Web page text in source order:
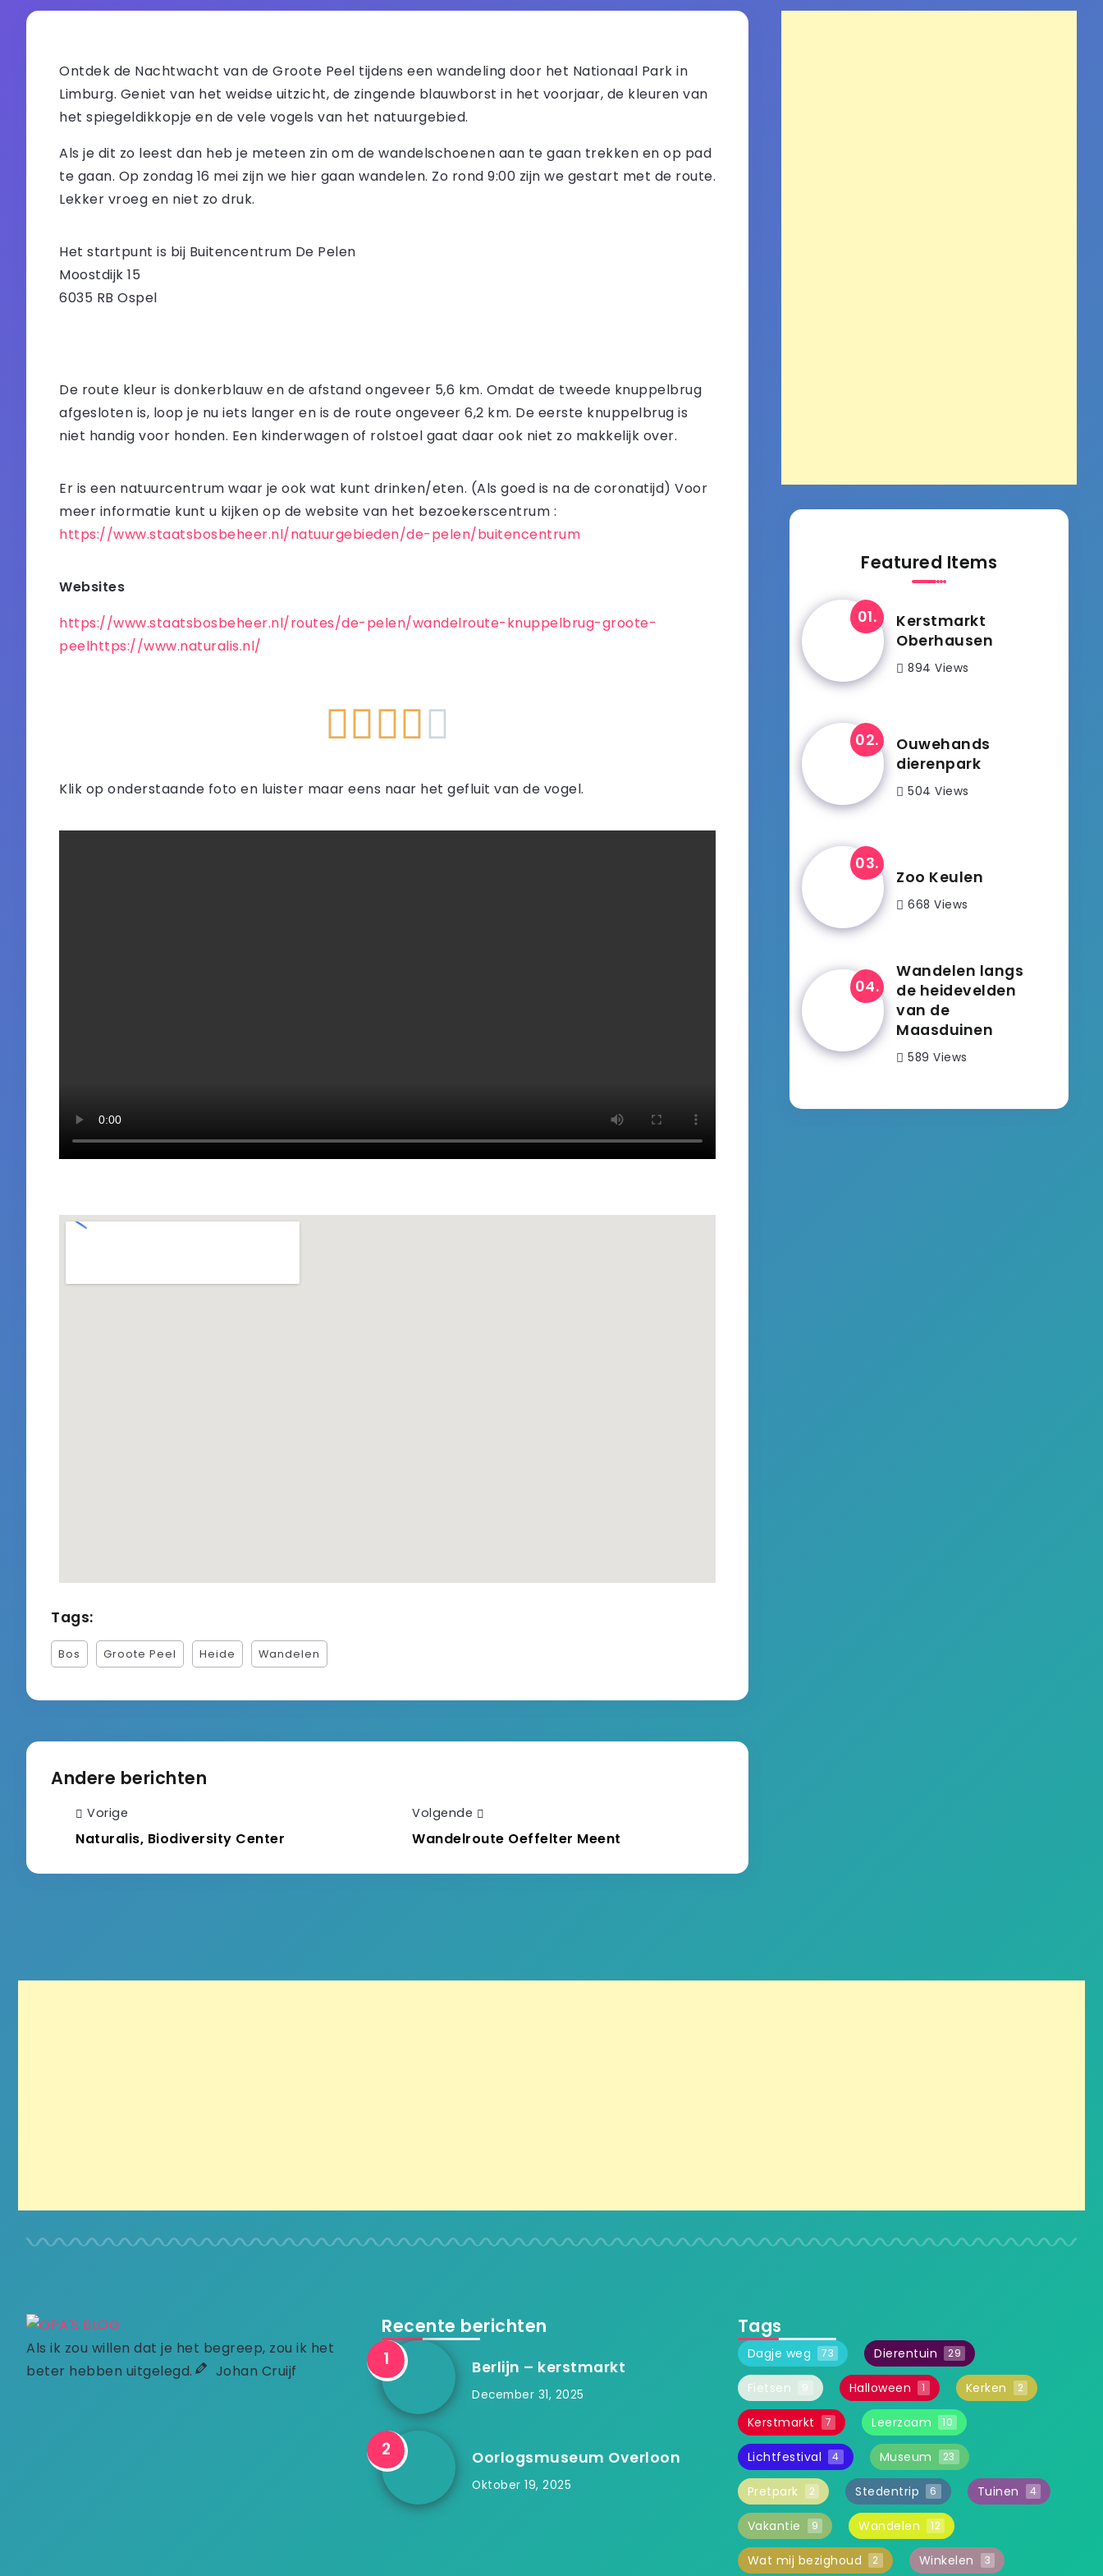
Ontdek de Nachtwacht van de Groote Peel tijdens een wandeling door het Nationaal Park in
Limburg. Geniet van het weidse uitzicht, de zingende blauwborst in het voorjaar, de kleuren van
het spiegeldikkopje en de vele vogels van het natuurgebied.
Als je dit zo leest dan heb je meteen zin om de wandelschoenen aan te gaan trekken en op pad
te gaan. Op zondag 16 mei zijn we hier gaan wandelen. Zo rond 9:00 zijn we gestart met de route.
Lekker vroeg en niet zo druk.
Het startpunt is bij Buitencentrum De Pelen
Moostdijk 15
6035 RB Ospel
De route kleur is donkerblauw en de afstand ongeveer 5,6 km. Omdat de tweede knuppelbrug
afgesloten is, loop je nu iets langer en is de route ongeveer 6,2 km. De eerste knuppelbrug is
niet handig voor honden. Een kinderwagen of rolstoel gaat daar ook niet zo makkelijk over.
Er is een natuurcentrum waar je ook wat kunt drinken/eten. (Als goed is na de coronatijd) Voor
meer informatie kunt u kijken op de website van het bezoekerscentrum :
https://www.staatsbosbeheer.nl/natuurgebieden/de-pelen/buitencentrum
Websites
https://www.staatsbosbeheer.nl/routes/de-pelen/wandelroute-knuppelbrug-groote-
peelhttps://www.naturalis.nl/

Klik op onderstaande foto en luister maar eens naar het gefluit van de vogel.
Tags:
Bos Groote Peel Heide Wandelen
Andere berichten
Vorige
Naturalis, Biodiversity Center
Volgende
Wandelroute Oeffelter Meent
Featured Items
Kerstmarkt
Oberhausen
894 Views
Ouwehands
dierenpark
504 Views
Zoo Keulen
668 Views
Wandelen langs
de heidevelden
van de
Maasduinen
589 Views
Als ik zou willen dat je het begreep, zou ik het
beter hebben uitgelegd.
Johan Cruijf
Recente berichten
Berlijn – kerstmarkt
December 31, 2025
Oorlogsmuseum Overloon
Oktober 19, 2025
Tags
Dagje weg 73 Dierentuin 29
Fietsen 9 Halloween 1 Kerken 2
Kerstmarkt 7 Leerzaam 10
Lichtfestival 4 Museum 23
Pretpark 2 Stedentrip 6 Tuinen 4
Vakantie 9 Wandelen 12
Wat mij bezighoud 2 Winkelen 3